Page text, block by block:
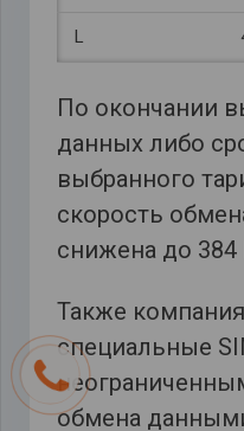
L
По окончании
данных либо
выбранного
скорость
снижена до 384
Также
специальные
обмена